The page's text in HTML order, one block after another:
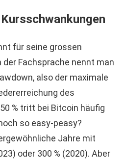
für seine grossen
Fachsprache nennt man
also der maximale
des
% tritt bei Bitcoin häufig
so easy-peasy?
Jahre mit
oder 300 % (2020). Aber